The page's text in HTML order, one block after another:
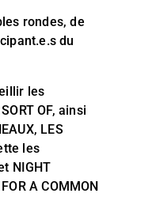
rondes, de
du
les
OF, ainsi
LES
les
NIGHT
A COMMON